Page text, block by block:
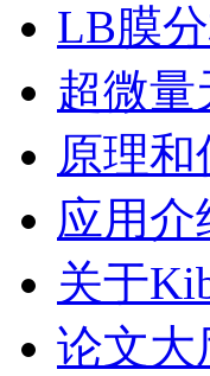
LB膜
超微量
原理和
应用介
关于
论文大